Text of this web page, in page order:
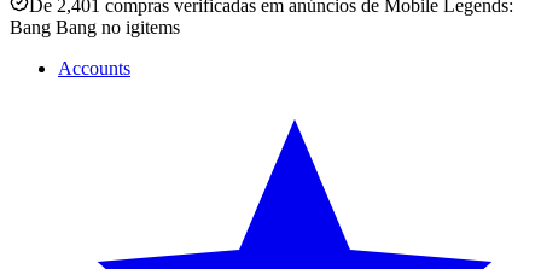
De 2,401 compras verificadas em anúncios de Mobile Legends:
Bang Bang no igitems
Accounts